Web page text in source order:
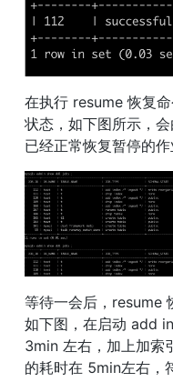
在执行 resume 恢复
状态，如下图所示，会
已经正常恢复暂停的作
等待一会后，resume
如下图，在启动 add
3min 左右，加上加索
的耗时在 5min左右，